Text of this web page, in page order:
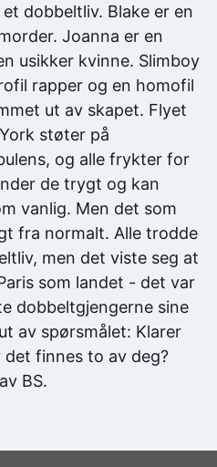
dobbeltliv. Blake er en
Joanna er en
usikker kvinne. Slimboy
rapper og en homofil
ut av skapet. Flyet
støter på
og alle frykter for
de trygt og kan
vanlig. Men det som
fra normalt. Alle trodde
men det viste seg at
som landet - det var
dobbeltgjengerne sine
av spørsmålet: Klarer
finnes to av deg?
BS.